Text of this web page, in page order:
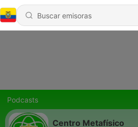
Podcasts
Centro Metafísico